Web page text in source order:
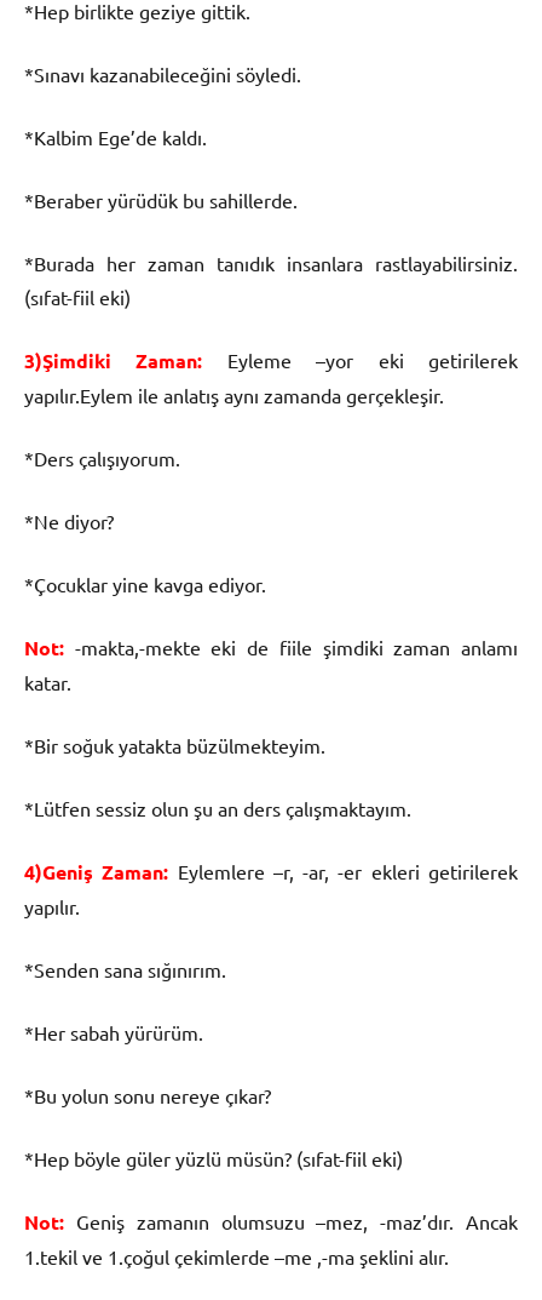
*Hep birlikte geziye gittik.
*Sınavı kazanabileceğini söyledi.
*Kalbim Ege’de kaldı.
*Beraber yürüdük bu sahillerde.
*Burada her zaman tanıdık insanlara rastlayabilirsiniz.
(sıfat-fiil eki)
3)Şimdiki Zaman:
Eyleme –yor eki getirilerek
yapılır.Eylem ile anlatış aynı zamanda gerçekleşir.
*Ders çalışıyorum.
*Ne diyor?
*Çocuklar yine kavga ediyor.
Not: -makta,-mekte eki de fiile şimdiki zaman anlamı
katar.
*Bir soğuk yatakta büzülmekteyim.
*Lütfen sessiz olun şu an ders çalışmaktayım.
4)Geniş Zaman: Eylemlere –r, -ar, -er ekleri getirilerek
yapılır.
*Senden sana sığınırım.
*Her sabah yürürüm.
*Bu yolun sonu nereye çıkar?
*Hep böyle güler yüzlü müsün? (sıfat-fiil eki)
Not: Geniş zamanın olumsuzu –mez, -maz’dır. Ancak
1.tekil ve 1.çoğul çekimlerde –me ,-ma şeklini alır.